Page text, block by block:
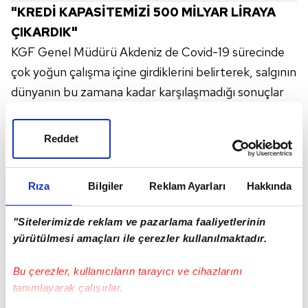
Rıza Bilgiler Reklam Ayarları Hakkında
"Sitelerimizde reklam ve pazarlama faaliyetlerinin
yürütülmesi amaçları ile çerezler kullanılmaktadır.
Bu çerezler, kullanıcıların tarayıcı ve cihazlarını
tanımlayarak çalışırlar.
Reddet
"KREDİ KAPASİTEMİZİ 500 MİLYAR LİRAYA
ÇIKARDIK"
KGF Genel Müdürü Akdeniz de Covid-19 sürecinde
çok yoğun çalışma içine girdiklerini belirterek, salgının
dünyanın bu zamana kadar karşılaşmadığı sonuçlar
Türkiye'deki reel sektörün üretim ve istihdam
atlatılmasının en önemli amaçları olduğunu
vurgulayan Akdeniz, "Bu da nakit akışını sağlamak
anlamına geliyor. KGF kefaletiyle başta kamu
bankalarımız ve tüm bankacılık sektörünün sağladığı
olmadan bu dönemi atlatmaya çalışmak önemli.
İkinci amaç da istihdam kapasitesine herhangi bir